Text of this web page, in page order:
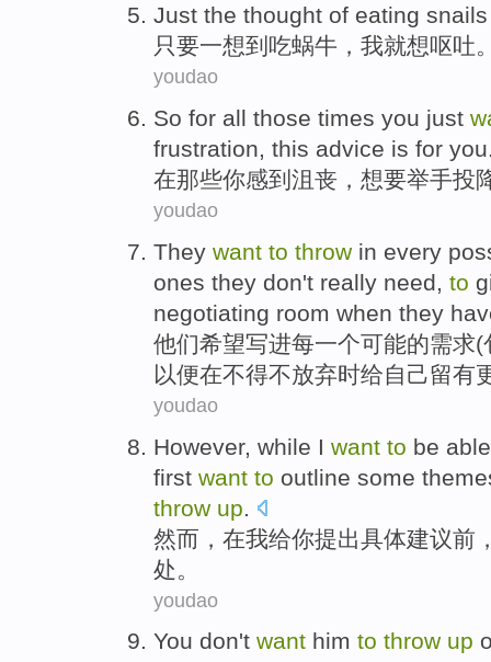
Just the thought of eating
只要一想到 吃蜗牛 ， 我就想呕吐
youdao
So for all those times you just
frustration, this advice is for you
在那些你感到 沮丧 ， 想要举手投
youdao
They want to throw in every
ones they don't really need, to
negotiating room when they
他们希望写进每一个可能的需求(
以便在不得不放弃时给自己留有
youdao
However, while I want to be
first want to outline some
throw up
然而 ， 在我给你提出具体建议前
处。
youdao
You don't want him to throw up